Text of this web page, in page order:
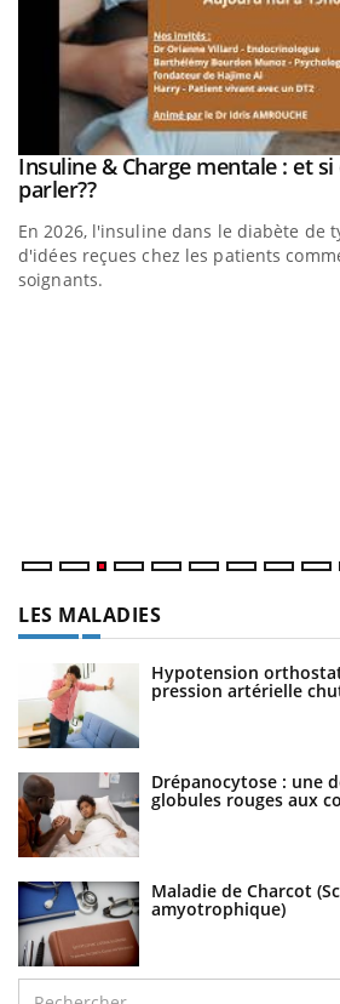
Youtube
Insuline & Charge mentale : et
parler??Youtube
En 2026, l'insuline dans le diabète de
d'idées reçues chez les patients
soignants.
LES MALADIES
Hypotension
pression artérielle
Drépanocytose : une
globules rouges aux
Maladie de Charcot
amyotrophique)